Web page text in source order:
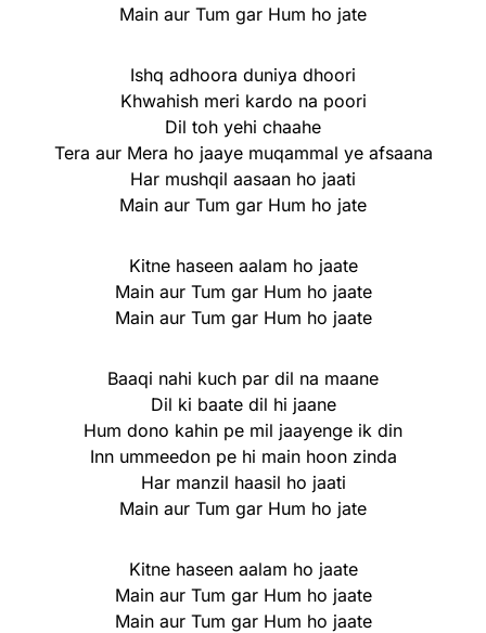
Main aur Tum gar Hum ho jate
Ishq adhoora duniya dhoori
Khwahish meri kardo na poori
Dil toh yehi chaahe
Tera aur Mera ho jaaye muqammal ye afsaana
Har mushqil aasaan ho jaati
Main aur Tum gar Hum ho jate
Kitne haseen aalam ho jaate
Main aur Tum gar Hum ho jaate
Main aur Tum gar Hum ho jaate
Baaqi nahi kuch par dil na maane
Dil ki baate dil hi jaane
Hum dono kahin pe mil jaayenge ik din
Inn ummeedon pe hi main hoon zinda
Har manzil haasil ho jaati
Main aur Tum gar Hum ho jate
Kitne haseen aalam ho jaate
Main aur Tum gar Hum ho jaate
Main aur Tum gar Hum ho jaate